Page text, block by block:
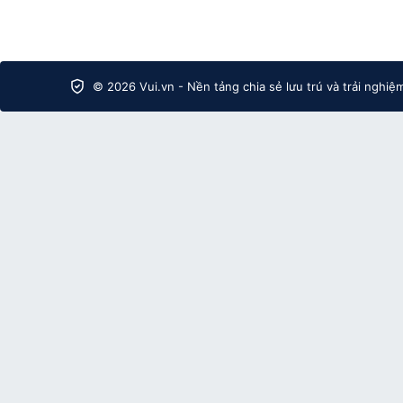
© 2026 Vui.vn - Nền tảng chia sẻ lưu trú và trải